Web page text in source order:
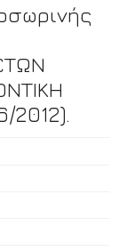
2012).